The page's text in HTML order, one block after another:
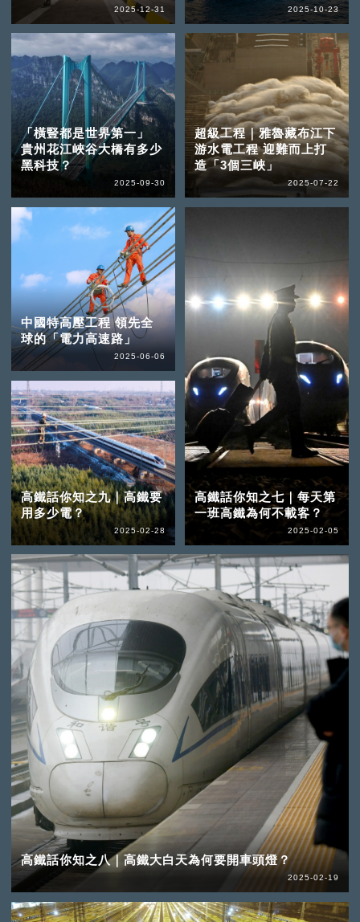
2025-12-31 2025-10-23
「橫豎都是世界第一」
貴州花江峽谷大橋有多少
黑科技？
2025-09-30
超級工程｜雅魯藏布江下
游水電工程 迎難而上打
造「3個三峽」
2025-07-22
中國特高壓工程 領先全
球的「電力高速路」
2025-06-06
高鐵話你知之九｜高鐵要
用多少電？
2025-02-28
高鐵話你知之八｜高鐵大白天為何要開車頭燈？
2025-02-19
高鐵話你知之七｜每天第
一班高鐵為何不載客？
2025-02-05